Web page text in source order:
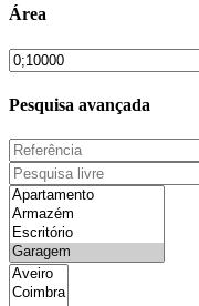
Área
Pesquisa avançada